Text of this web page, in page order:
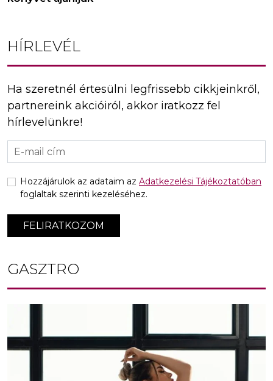
HÍRLEVÉL
Ha szeretnél értesülni legfrissebb cikkjeinkről,
partnereink akcióiról, akkor iratkozz fel
hírlevelünkre!
FELIRATKOZOM
Hozzájárulok az adataim az Adatkezelési Tájékoztatóban
foglaltak szerinti kezeléséhez.
GASZTRO